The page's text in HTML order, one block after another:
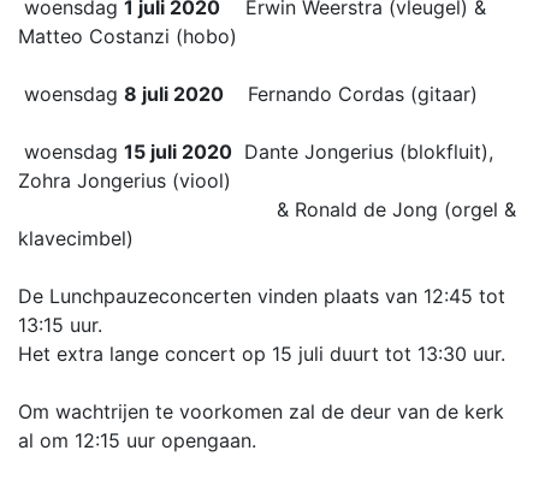
woensdag 1 juli 2020
Erwin Weerstra (vleugel) &
Matteo Costanzi (hobo)
woensdag 8 juli 2020 Fernando Cordas (gitaar)
woensdag 15 juli 2020 Dante Jongerius (blokfluit),
Zohra Jongerius (viool)
& Ronald de Jong (orgel &
klavecimbel)
De Lunchpauzeconcerten vinden plaats van 12:45 tot
13:15 uur.
Het extra lange concert op 15 juli duurt tot 13:30 uur.
Om wachtrijen te voorkomen zal de deur van de kerk
al om 12:15 uur opengaan.